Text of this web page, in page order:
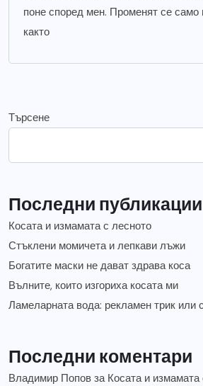
поне според мен. Променят се само
както
Търсене
Последни публикации
Косата и измамата с лесното
Стъклени момичета и лепкави лъжи
Богатите маски не дават здрава коса
Вълните, които изгориха косата ми
Ламеларната вода: рекламен трик или
Последни коментари
Владимир Попов за Косата и измамата